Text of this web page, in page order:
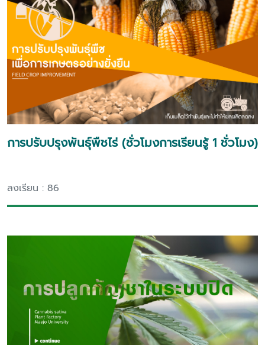
การปรับปรุงพันธุ์พืชไร่ (ชั่วโมงการเรียนรู้ 1 ชั่วโมง)
ลงเรียน : 86